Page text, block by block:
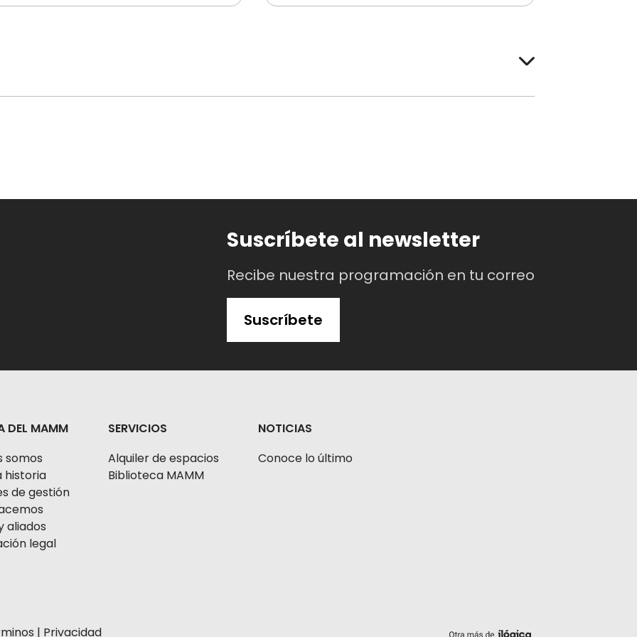
en lafila preferencialdel Museo.
devolución ni en dinero ni en cambios de fechas, horas o películas.
Suscríbete al newsletter
Recibe nuestra programación en tu correo
Suscríbete
DEL MAMM
somos
historia
de gestión
aliados
legal
SERVICIOS
Alquiler de espacios
Biblioteca MAMM
NOTICIAS
Conoce lo último
| Privacidad